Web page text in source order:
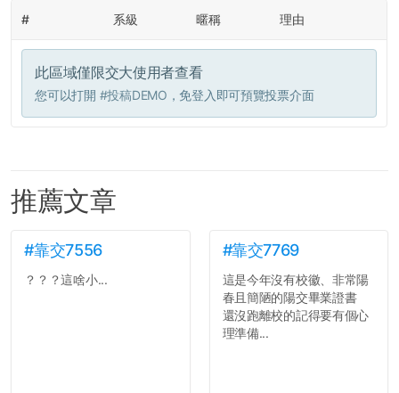
# 系級 暱稱 理由
此區域僅限交大使用者查看
您可以打開 #投稿DEMO ，免登入即可預覽投票介面
推薦文章
#靠交7556
？？？這啥小...
#靠交7769
這是今年沒有校徽、非常陽
春且簡陋的陽交畢業證書
還沒跑離校的記得要有個心
理準備...